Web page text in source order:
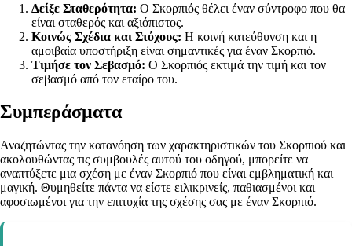
Δείξε Σταθερότητα: Ο Σκορπιός θέλει έναν σύντροφο που θα
είναι σταθερός και αξιόπιστος.
Κοινώς Σχέδια και Στόχους: Η κοινή κατεύθυνση και η
αμοιβαία υποστήριξη είναι σημαντικές για έναν Σκορπιό.
Τιμήσε τον Σεβασμό: Ο Σκορπιός εκτιμά την τιμή και τον
σεβασμό από τον εταίρο του.
Συμπεράσματα
Αναζητώντας την κατανόηση των χαρακτηριστικών του Σκορπιού και
ακολουθώντας τις συμβουλές αυτού του οδηγού, μπορείτε να
αναπτύξετε μια σχέση με έναν Σκορπιό που είναι εμβληματική και
μαγική. Θυμηθείτε πάντα να είστε ειλικρινείς, παθιασμένοι και
αφοσιωμένοι για την επιτυχία της σχέσης σας με έναν Σκορπιό.